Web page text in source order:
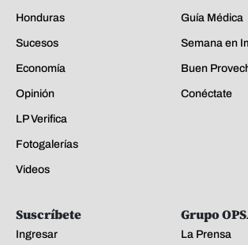
Honduras
Sucesos
Economía
Opinión
LP Verifica
Fotogalerías
Videos
Guía Médica
Semana en
Buen
Conéctate
Suscríbete
Ingresar
Grupo
La Prensa